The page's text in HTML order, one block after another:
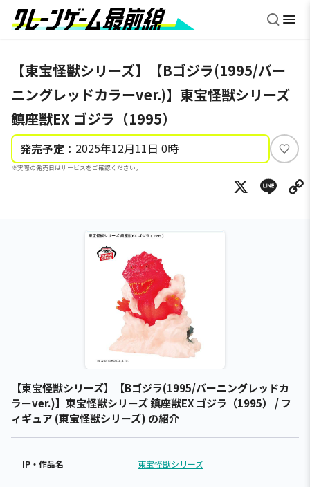
【東宝怪獣シリーズ】【Bゴジラ(1995/バー
ニングレッドカラーver.)】東宝怪獣シリーズ
鎮座獣EX ゴジラ（1995）
発売予定： 2025年12月11日 0時
※実際の発売日はサービスをご確認ください。
い
ね
X
【東宝怪獣シリーズ】【Bゴジラ(1995/バーニングレッドカ
ラーver.)】東宝怪獣シリーズ 鎮座獣EX ゴジラ（1995） / フ
ィギュア (東宝怪獣シリーズ) の紹介
IP・作品名 東宝怪獣シリーズ